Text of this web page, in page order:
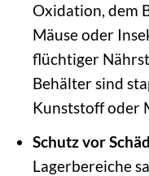
Oxidation, dem
Mäuse oder
flüchtiger
Behälter sind
Kunststoff oder
Schutz vor
Lagerbereiche